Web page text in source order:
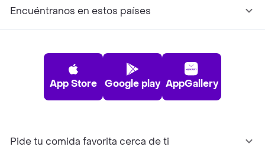
Encuéntranos en estos países
App Store Google play AppGallery
Pide tu comida favorita cerca de ti